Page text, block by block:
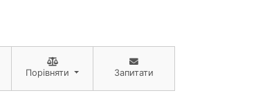
Порівняти Запитати